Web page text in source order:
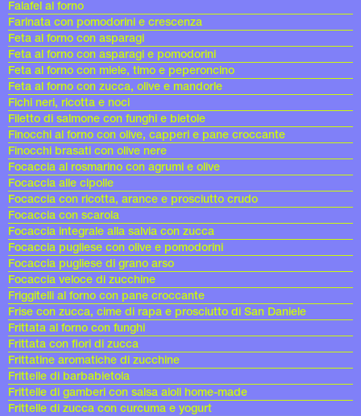
Falafel al forno
Farinata con pomodorini e crescenza
Feta al forno con asparagi
Feta al forno con asparagi e pomodorini
Feta al forno con miele, timo e peperoncino
Feta al forno con zucca, olive e mandorle
Fichi neri, ricotta e noci
Filetto di salmone con funghi e bietole
Finocchi al forno con olive, capperi e pane croccante
Finocchi brasati con olive nere
Focaccia al rosmarino con agrumi e olive
Focaccia alle cipolle
Focaccia con ricotta, arance e prosciutto crudo
Focaccia con scarola
Focaccia integrale alla salvia con zucca
Focaccia pugliese con olive e pomodorini
Focaccia pugliese di grano arso
Focaccia veloce di zucchine
Friggitelli al forno con pane croccante
Frise con zucca, cime di rapa e prosciutto di San Daniele
Frittata al forno con funghi
Frittata con fiori di zucca
Frittatine aromatiche di zucchine
Frittelle di barbabietola
Frittelle di gamberi con salsa aioli home-made
Frittelle di zucca con curcuma e yogurt